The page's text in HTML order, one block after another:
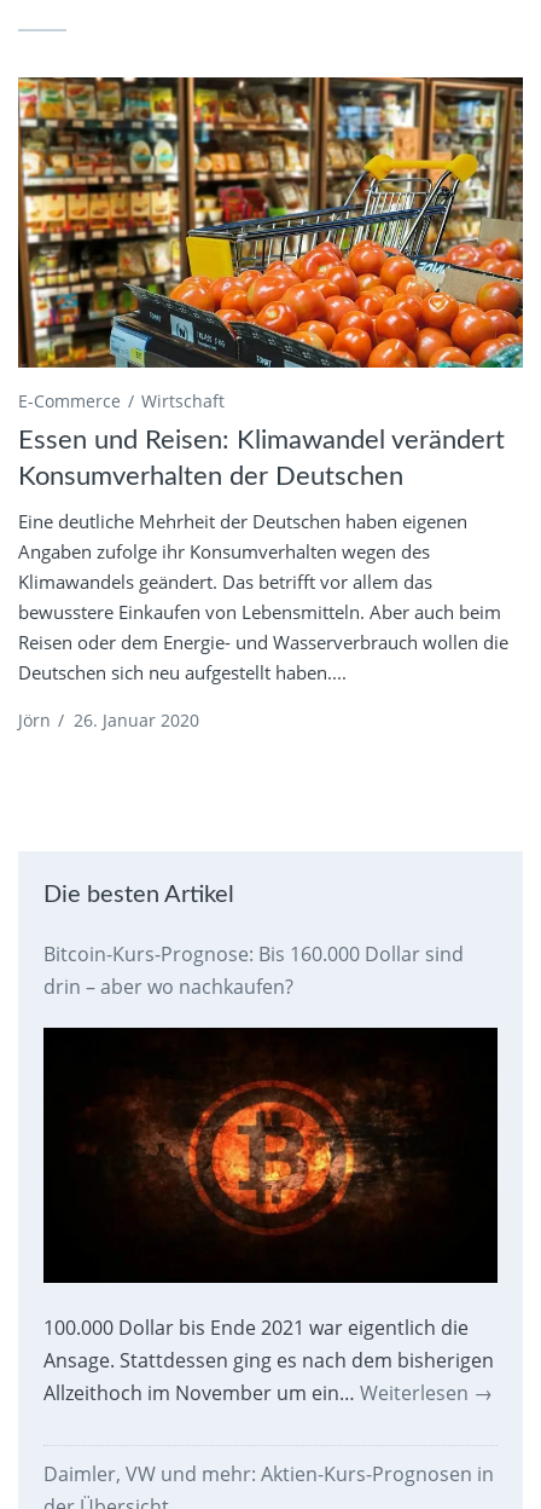
E-Commerce Wirtschaft
Essen und Reisen: Klimawandel verändert
Konsumverhalten der Deutschen
Eine deutliche Mehrheit der Deutschen haben eigenen
Angaben zufolge ihr Konsumverhalten wegen des
Klimawandels geändert. Das betrifft vor allem das
bewusstere Einkaufen von Lebensmitteln. Aber auch beim
Reisen oder dem Energie- und Wasserverbrauch wollen die
Deutschen sich neu aufgestellt haben....
Jörn / 26. Januar 2020
Die besten Artikel
Bitcoin-Kurs-Prognose: Bis 160.000 Dollar sind
drin – aber wo nachkaufen?
100.000 Dollar bis Ende 2021 war eigentlich die
Ansage. Stattdessen ging es nach dem bisherigen
Allzeithoch im November um ein… Weiterlesen →
Daimler, VW und mehr: Aktien-Kurs-Prognosen in